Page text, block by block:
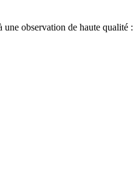
observation de haute qualité :